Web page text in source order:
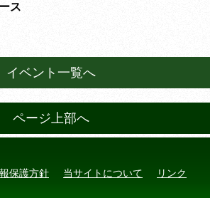
ス
イベント一覧へ
ページ上部へ
保護方針 当サイトについて リンク